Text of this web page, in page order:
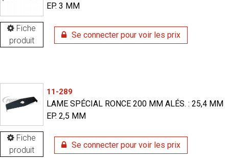
Fiche
produit
EP. 3 MM
Se connecter pour voir les prix
Fiche
produit
11-289
LAME SPÉCIAL RONCE 200 MM ALÉS. : 25,4 MM
EP. 2,5 MM
Se connecter pour voir les prix